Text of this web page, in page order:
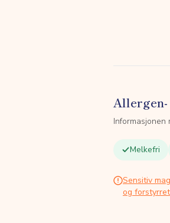
Informasjonen
Melkefri
Sensitiv
og